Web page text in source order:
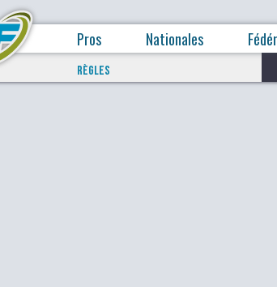
Pros Nationales
RÈGLES